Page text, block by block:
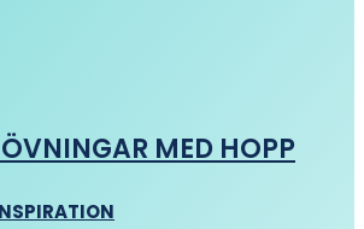
MED HOPP